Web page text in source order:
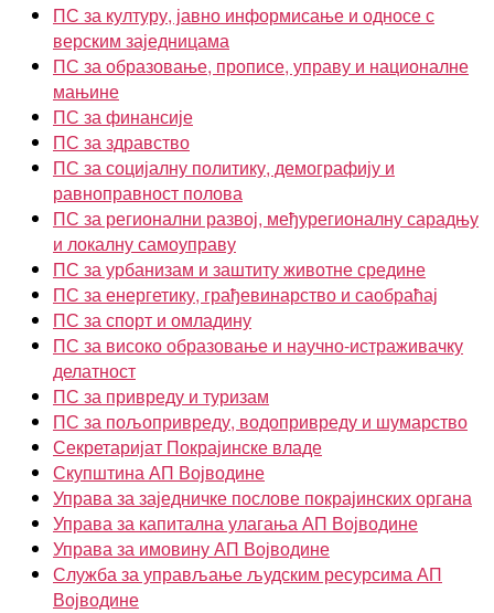
ПС за културу, јавно информисање и односе с
верским заједницама
ПС за образовање, прописе, управу и националне
мањине
ПС за финансије
ПС за здравство
ПС за социјалну политику, демографију и
равноправност полова
ПС за регионални развој, међурегионалну сарадњу
и локалну самоуправу
ПС за урбанизам и заштиту животне средине
ПС за енергетику, грађевинарство и саобраћај
ПС за спорт и омладину
ПС за високо образовање и научно-истраживачку
делатност
ПС за привреду и туризам
ПС за пољопривреду, водопривреду и шумарство
Секретаријат Покрајинске владе
Скупштина АП Војводине
Управа за заједничке послове покрајинских органа
Управа за капитална улагања АП Војводине
Управа за имовину АП Војводине
Служба за управљање људским ресурсима АП
Војводине